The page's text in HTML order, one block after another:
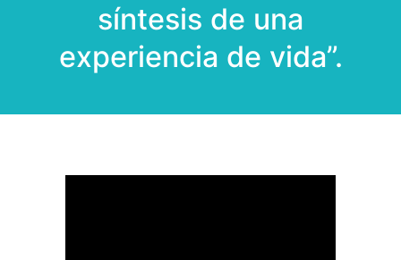
síntesis de una
experiencia de vida”.